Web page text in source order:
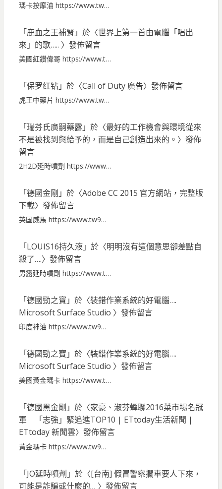
瑪卡按摩油 https://www.tw…
「鹿血之王補腎 」於〈世界上第一首由電腦「唱出
來」的歌….. 〉發佈留言
美國紅鑽偉哥 https://www.t…
「保罗红钻」於〈Call of Duty 廣告〉發佈留言
虎王中藥片 https://www.tw…
「瑞芬氏廣嗣藥露」於〈最好的工作機會與環境從來
不是被找到與給予的，而是自己創造出來的。 〉發佈
留言
2H2D延時噴劑 https://www…
「德國金剛 」於〈Adobe CC 2015 官方網站，完整版
下載〉發佈留言
英国威馬 https://www.tw9…
「LOUIS16持久液」於〈明明沒有這個意思卻差點自
殺了….〉發佈留言
男露延時噴劑 https://www.t…
「德國勁之寶 」於〈裝錯作業系統的好電腦….
Microsoft Surface Studio 〉發佈留言
印度神油 https://www.tw9…
「德國勁之寶 」於〈裝錯作業系統的好電腦….
Microsoft Surface Studio 〉發佈留言
美國黃金瑪卡 https://www.t…
「德國黑金剛 」於〈家豪、淑芬蟬聯2016菜市場名冠
軍 「志強」緊追進TOP10 | ETtoday生活新聞 |
ETtoday 新聞雲〉發佈留言
黃金瑪卡 https://www.tw9…
「JO延時噴劑 」於〈[台南] 假冒警察攔車要人下來，
可能是詐騙或什麼的… 〉發佈留言